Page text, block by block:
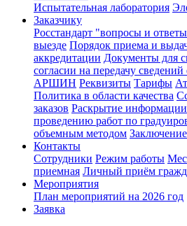
Испытательная лаборатория
Заказчику
Росстандарт "вопросы и
выезде Порядок приема и
аккредитации Документы для
согласии на передачу
АРШИН Реквизиты Тарифы
Политика в области качества
заказов Раскрытие информации
проведению работ по
объемным методом
Контакты
Сотрудники Режим работы
приемная Личный приём
Мероприятия
План мероприятий на 2026 год
Заявка